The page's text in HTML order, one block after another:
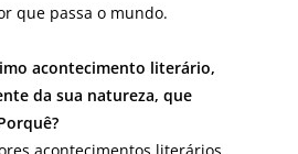
que passa o mundo.
acontecimento literário,
da sua natureza, que